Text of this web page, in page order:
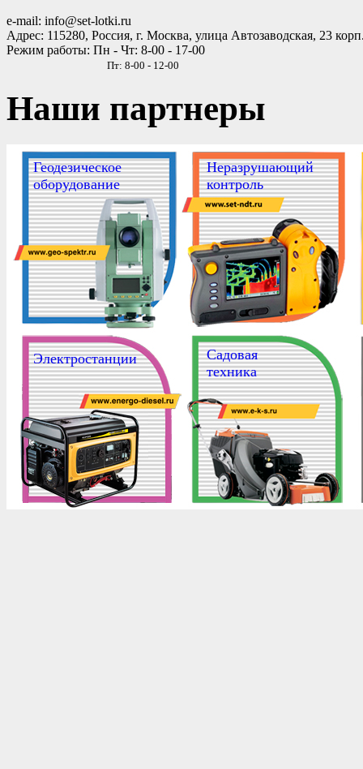
e-mail: info@set-lotki.ru
Адрес: 115280, Россия, г. Москва, улица Автозаводская, 23
Режим работы: Пн - Чт: 8-00 - 17-00
Пт: 8-00 - 12-00
Наши партнеры
Геодезическое
оборудование
Неразрушающий
контроль
Электростанции
Садовая
техника